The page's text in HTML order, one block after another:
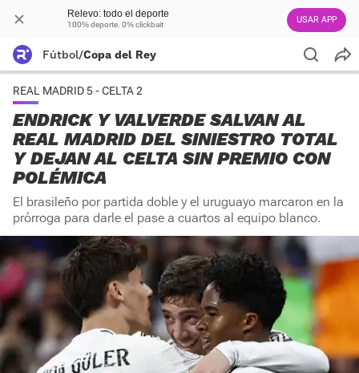
Relevo: todo el deporte
100% deporte. 0% clickbait USAR APP
Fútbol/Copa del Rey
REAL MADRID 5 - CELTA 2
ENDRICK Y VALVERDE SALVAN AL
REAL MADRID DEL SINIESTRO TOTAL
Y DEJAN AL CELTA SIN PREMIO CON
POLÉMICA
El brasileño por partida doble y el uruguayo marcaron en la
prórroga para darle el pase a cuartos al equipo blanco.